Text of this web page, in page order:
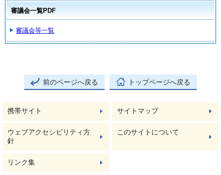
審議会一覧PDF
審議会等一覧
前のページへ戻る トップページへ戻る
携帯サイト サイトマップ
ウェブアクセシビリティ方
針
このサイトについて
リンク集